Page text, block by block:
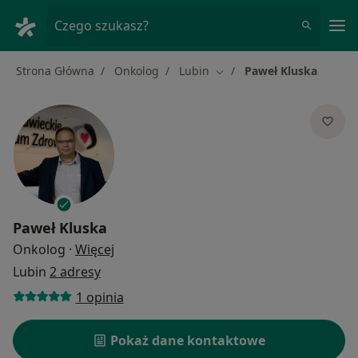
Czego szukasz?
Strona Główna Onkolog Lubin Zmień miasto
Paweł Kluska
Paweł Kluska
Onkolog · Więcej
Lubin 2 adresy
1 opinia
Pokaż dane kontaktowe